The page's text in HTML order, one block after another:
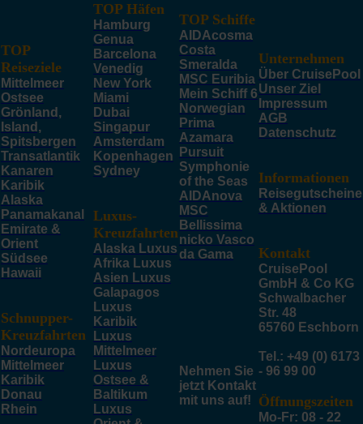
TOP
Reiseziele
Mittelmeer
Ostsee
Grönland,
Island,
Spitsbergen
Transatlantik
Kanaren
Karibik
Alaska
Panamakanal
Emirate &
Orient
Südsee
Hawaii
Schnupper-
Kreuzfahrten
Nordeuropa
Mittelmeer
Karibik
Donau
Rhein
TOP Häfen
Hamburg
Genua
Barcelona
Venedig
New York
Miami
Dubai
Singapur
Amsterdam
Kopenhagen
Sydney
Luxus-
Kreuzfahrten
Alaska Luxus
Afrika Luxus
Asien Luxus
Galapagos
Luxus
Karibik
Luxus
Mittelmeer
Luxus
Ostsee &
Baltikum
Luxus
TOP Schiffe
AIDAcosma
Costa
Smeralda
MSC Euribia
Mein Schiff 6
Norwegian
Prima
Azamara
Pursuit
Symphonie
of the Seas
AIDAnova
MSC
Bellissima
nicko Vasco
da Gama
Nehmen Sie
jetzt Kontakt
mit uns auf!
Unternehmen
Über CruisePool
Unser Ziel
Impressum
AGB
Datenschutz
Informationen
Reisegutscheine
& Aktionen
Kontakt
CruisePool
GmbH & Co KG
Schwalbacher
Str. 48
65760 Eschborn
Tel.: +49 (0) 6173
- 96 99 00
Öffnungszeiten
Mo-Fr: 08 - 22